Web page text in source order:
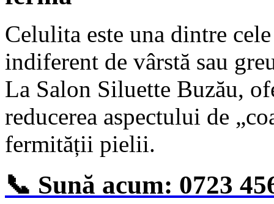
Celulita este una dintre
indiferent de vârstă sau
La Salon Siluette Buzău,
reducerea aspectului de
fermității pielii.
📞 Sună acum: 0723